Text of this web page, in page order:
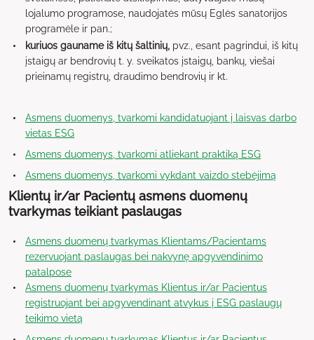
lojalumo programose, naudojatės mūsų Eglės sanatorijos
programėle ir pan.;
kuriuos gauname iš kitų šaltinių, pvz., esant pagrindui, iš kitų
įstaigų ar bendrovių t. y. sveikatos įstaigų, bankų, viešai
prieinamų registrų, draudimo bendrovių ir kt.
Asmens duomenys, tvarkomi kandidatuojant į laisvas darbo
vietas ESG
Asmens duomenys, tvarkomi atliekant praktiką ESG
Asmens duomenys, tvarkomi vykdant vaizdo stebėjimą
Klientų ir/ar Pacientų asmens duomenų
tvarkymas teikiant paslaugas
Asmens duomenų tvarkymas Klientams/Pacientams
rezervuojant paslaugas bei nakvynę apgyvendinimo
patalpose
Asmens duomenų tvarkymas Klientus ir/ar Pacientus
registruojant bei apgyvendinant atvykus į ESG paslaugų
teikimo vietą